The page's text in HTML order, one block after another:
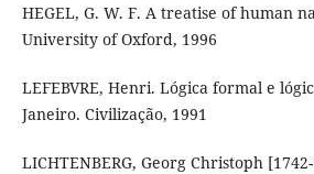
HEGEL, G. W. F. A treatise of human
University of Oxford, 1996
LEFEBVRE, Henri. Lógica formal e
Janeiro. Civilização, 1991
LICHTENBERG, Georg Christoph